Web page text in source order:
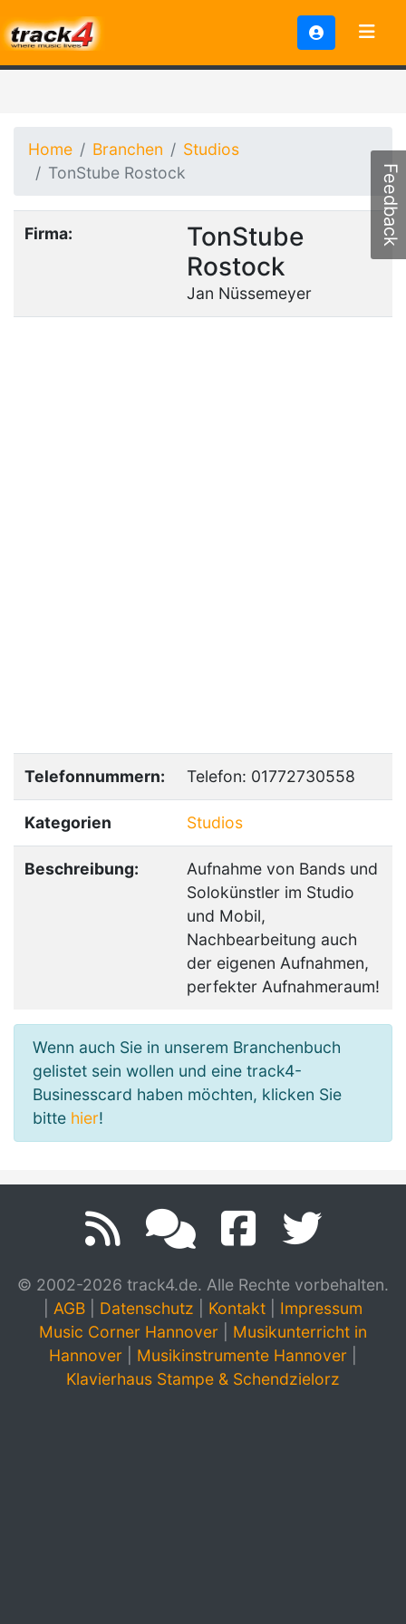
Home Branchen
Studios
TonStube Rostock
Firma:
TonStube
Rostock
Jan Nüssemeyer
Telefonnummern: Telefon: 01772730558
Kategorien Studios
Beschreibung:
Aufnahme von Bands und
Solokünstler im Studio
und Mobil,
Nachbearbeitung auch
der eigenen Aufnahmen,
perfekter Aufnahmeraum!
Wenn auch Sie in unserem Branchenbuch
gelistet sein wollen und eine track4-
Businesscard haben möchten, klicken Sie
bitte hier!
© 2002-2026 track4.de. Alle Rechte vorbehalten.
AGB Datenschutz Kontakt
Impressum
Music Corner Hannover
Musikunterricht in
Hannover
Musikinstrumente Hannover
Klavierhaus Stampe & Schendzielorz
Feedback